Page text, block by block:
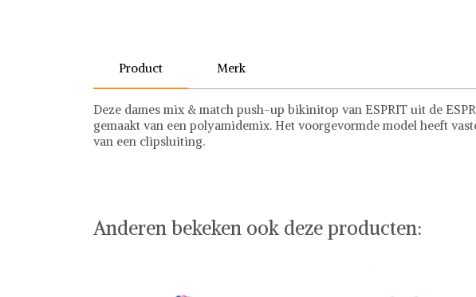
Product Merk
Deze dames mix & match push-up bikinitop van ESPRIT uit de
gemaakt van een polyamidemix. Het voorgevormde model heeft
van een clipsluiting.
Anderen bekeken ook deze producten: